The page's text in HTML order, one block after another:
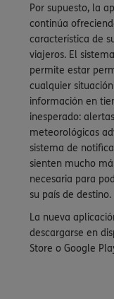
Por supuesto, la
continúa
característica de
viajeros. El
permite estar
cualquier
información en
inesperado:
meteorológicas
sistema de
sienten mucho
necesaria para
su país de destino.
La nueva
descargarse en
Store o Google